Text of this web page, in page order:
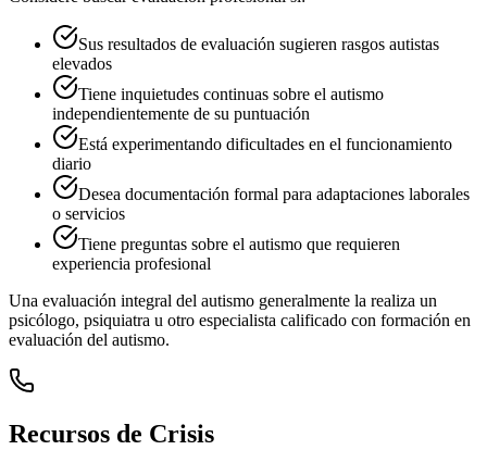
Sus resultados de evaluación sugieren rasgos autistas
elevados
Tiene inquietudes continuas sobre el autismo
independientemente de su puntuación
Está experimentando dificultades en el funcionamiento
diario
Desea documentación formal para adaptaciones laborales
o servicios
Tiene preguntas sobre el autismo que requieren
experiencia profesional
Una evaluación integral del autismo generalmente la realiza un
psicólogo, psiquiatra u otro especialista calificado con formación en
evaluación del autismo.
Recursos de Crisis